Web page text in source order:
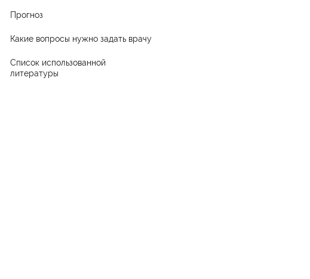
Прогноз
Какие вопросы нужно задать врачу
Список использованной
литературы